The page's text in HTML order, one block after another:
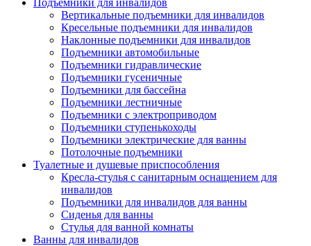
Подъемники для инвалидов
Вертикальные подъемники для инвалидов
Кресельные подъемники для инвалидов
Наклонные подъемники для инвалидов
Подъемники автомобильные
Подъемники гидравлические
Подъемники гусеничные
Подъемники для бассейна
Подъемники лестничные
Подъемники с электроприводом
Подъемники ступенькоходы
Подъемники электрические для ванны
Потолочные подъемники
Туалетные и душевые приспособления
Кресла-стулья с санитарным оснащением для
инвалидов
Подъемники для инвалидов для ванны
Сиденья для ванны
Стулья для ванной комнаты
Ванны для инвалидов